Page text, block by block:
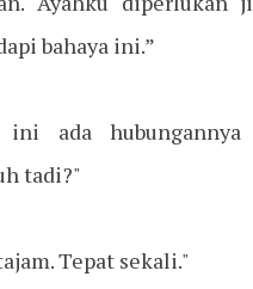
bahaya ini.”
ini ada
tadi?"
Tepat sekali."